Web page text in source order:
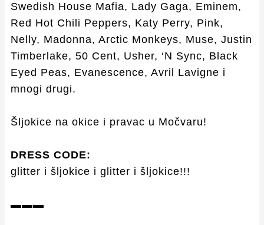
Swedish House Mafia, Lady Gaga, Eminem,
Red Hot Chili Peppers, Katy Perry, Pink,
Nelly, Madonna, Arctic Monkeys, Muse, Justin
Timberlake, 50 Cent, Usher, ‘N Sync, Black
Eyed Peas, Evanescence, Avril Lavigne i
mnogi drugi.
Šljokice na okice i pravac u Močvaru!
DRESS CODE:
glitter i šljokice i glitter i šljokice!!!
▬▬▬